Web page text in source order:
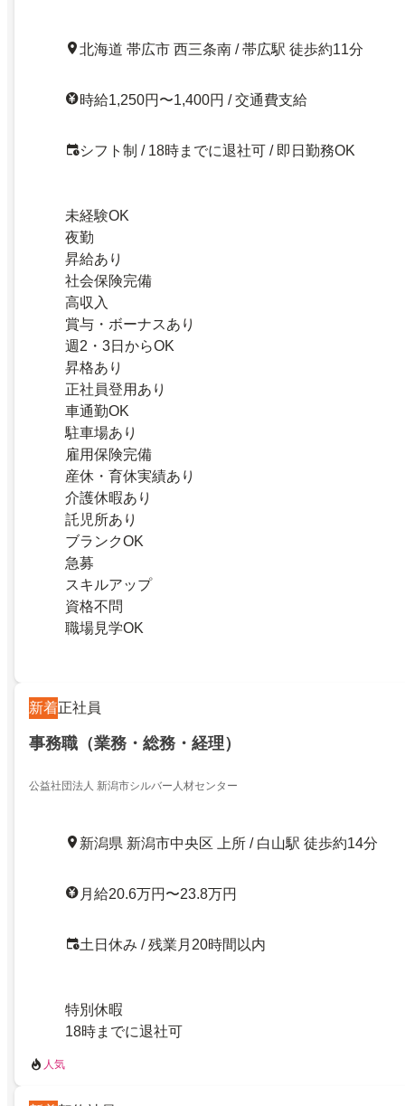
北海道 帯広市 西三条南 / 帯広駅 徒歩約11分
時給1,250円〜1,400円 / 交通費支給
シフト制 / 18時までに退社可 / 即日勤務OK
未経験OK
夜勤
昇給あり
社会保険完備
高収入
賞与・ボーナスあり
週2・3日からOK
昇格あり
正社員登用あり
車通勤OK
駐車場あり
雇用保険完備
産休・育休実績あり
介護休暇あり
託児所あり
ブランクOK
急募
スキルアップ
資格不問
職場見学OK
新着正社員
事務職（業務・総務・経理）
公益社団法人 新潟市シルバー人材センター
新潟県 新潟市中央区 上所 / 白山駅 徒歩約14分
月給20.6万円〜23.8万円
土日休み / 残業月20時間以内
特別休暇
18時までに退社可
人気